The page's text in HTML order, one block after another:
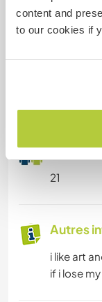
content and
to our cookies if
right
i'ts easy
in costa
Âge
21
Autres
i like art
if i lose